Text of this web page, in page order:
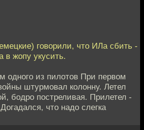
говорили, что ИЛа сбить -
в жопу укусить.
одного из пилотов При первом
штурмовал колонну. Летел
бодро постреливая. Прилетел -
что надо слегка